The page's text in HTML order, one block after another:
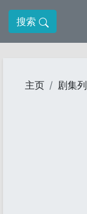
(current)
搜索
主页 剧集